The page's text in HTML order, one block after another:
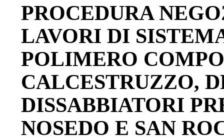
PROCEDURA
LAVORI DI
POLIMERO
CALCESTRUZZO,
DISSABBIATORI
NOSEDO E SAN